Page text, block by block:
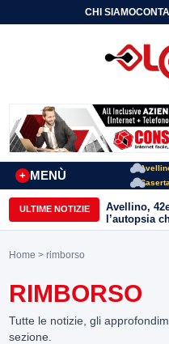
CHI SIAMO
MENÙ
+
ULTIME NOTIZIE
Avellino,
l’autopsia
malore o di
Home > rimborso
RIMBORSO
Tutte le notizie, gli
sezione.